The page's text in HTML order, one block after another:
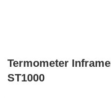
Termometer
ST1000